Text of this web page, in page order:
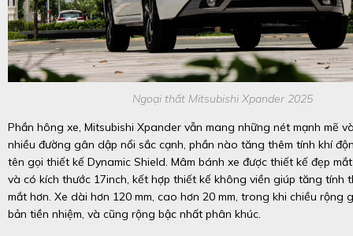
Ngoại thất Mitsubishi Xpander 2025
Phần hông xe, Mitsubishi Xpander vẫn mang những nét mạnh mẽ
nhiều đường gân dập nổi sắc cạnh, phần nào tăng thêm tính khí
tên gọi thiết kế Dynamic Shield. Mâm bánh xe được thiết kế đẹp
và có kích thước 17inch, kết hợp thiết kế không viền giúp tăng tính
mắt hơn. Xe dài hơn 120 mm, cao hơn 20 mm, trong khi chiều rộng
bản tiền nhiệm, và cũng rộng bậc nhất phân khúc.